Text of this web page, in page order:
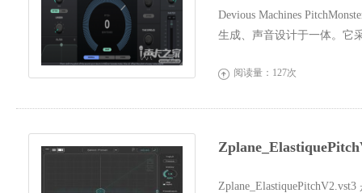
Devious Machines
生成、声音设计于一体。它
 阅读量：127次